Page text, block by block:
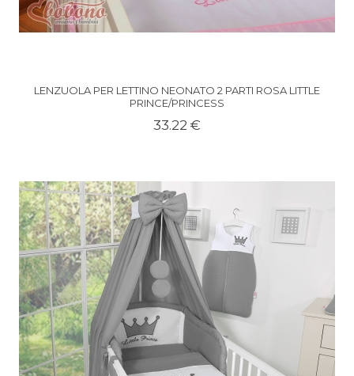
LENZUOLA PER LETTINO NEONATO 2 PARTI ROSA LITTLE
PRINCE/PRINCESS
33.22 €